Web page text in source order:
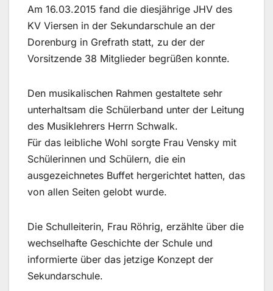
Am 16.03.2015 fand die diesjährige JHV des
KV Viersen in der Sekundarschule an der
Dorenburg in Grefrath statt, zu der der
Vorsitzende 38 Mitglieder begrüßen konnte.
Den musikalischen Rahmen gestaltete sehr
unterhaltsam die Schülerband unter der Leitung
des Musiklehrers Herrn Schwalk.
Für das leibliche Wohl sorgte Frau Vensky mit
Schülerinnen und Schülern, die ein
ausgezeichnetes Buffet hergerichtet hatten, das
von allen Seiten gelobt wurde.
Die Schulleiterin, Frau Röhrig, erzählte über die
wechselhafte Geschichte der Schule und
informierte über das jetzige Konzept der
Sekundarschule.